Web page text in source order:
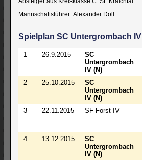
Mannschaftsführer: Alexander Doll
Spielplan SC Untergrombach IV
1 26.9.2015
SC
Untergrombach
IV (N)
2 25.10.2015
SC
Untergrombach
IV (N)
3
22.11.2015 SF Forst IV
4
13.12.2015
SC
Untergrombach
IV (N)